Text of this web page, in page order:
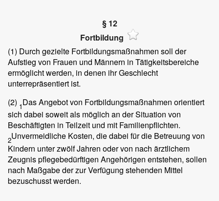
§ 12
Fortbildung
(1) Durch gezielte Fortbildungsmaßnahmen soll der
Aufstieg von Frauen und Männern in Tätigkeitsbereiche
ermöglicht werden, in denen ihr Geschlecht
unterrepräsentiert ist.
(2) 1Das Angebot von Fortbildungsmaßnahmen orientiert
sich dabei soweit als möglich an der Situation von
Beschäftigten in Teilzeit und mit Familienpflichten.
2Unvermeidliche Kosten, die dabei für die Betreuung von
Kindern unter zwölf Jahren oder von nach ärztlichem
Zeugnis pflegebedürftigen Angehörigen entstehen, sollen
nach Maßgabe der zur Verfügung stehenden Mittel
bezuschusst werden.